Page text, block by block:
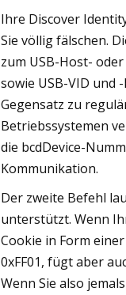
Ihre Discover
Sie völlig fälschen.
zum USB-Host-
sowie USB-VID und
Gegensatz zu
Betriebssystemen
die bcdDevice-
Kommunikation.
Der zweite Befehl
unterstützt. Wenn
Cookie in Form
0xFF01, fügt aber
Wenn Sie also